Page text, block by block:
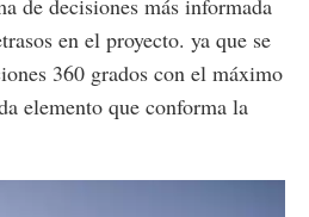
en el proyecto. ya que se
360 grados con el máximo
elemento que conforma la